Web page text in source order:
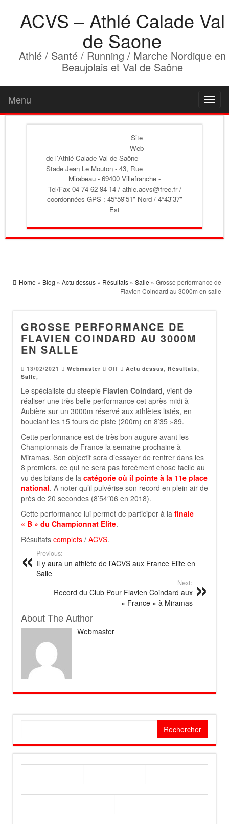
ACVS – Athlé Calade Val
de Saone
Athlé / Santé / Running / Marche Nordique en
Beaujolais et Val de Saône
Menu
Site
Web
de l'Athlé Calade Val de Saône -
Stade Jean Le Mouton - 43, Rue
Mirabeau - 69400 Villefranche -
Tel/Fax 04-74-62-94-14 / athle.acvs@free.fr /
coordonnées GPS : 45°59'51" Nord / 4°43'37"
Est
Home » Blog » Actu dessus » Résultats » Salle » Grosse performance de
Flavien Coindard au 3000m en salle
GROSSE PERFORMANCE DE
FLAVIEN COINDARD AU 3000M
EN SALLE
13/02/2021 Webmaster Off Actu dessus, Résultats,
Salle,
Le spécialiste du steeple Flavien Coindard, vient de
réaliser une très belle performance cet après-midi à
Aubière sur un 3000m réservé aux athlètes listés, en
bouclant les 15 tours de piste (200m) en 8’35 »89.
Cette performance est de très bon augure avant les
Championnats de France la semaine prochaine à
Miramas. Son objectif sera d’essayer de rentrer dans les
8 premiers, ce qui ne sera pas forcément chose facile au
vu des bilans de la catégorie où il pointe à la 11e place
national. A noter qu’il pulvérise son record en plein air de
près de 20 secondes (8’54″06 en 2018).
Cette performance lui permet de participer à la finale
« B » du Championnat Elite.
Résultats complets / ACVS.
Previous:
Il y aura un athlète de l’ACVS aux France Elite en
Salle
Next:
Record du Club Pour Flavien Coindard aux
« France » à Miramas
About The Author
Webmaster